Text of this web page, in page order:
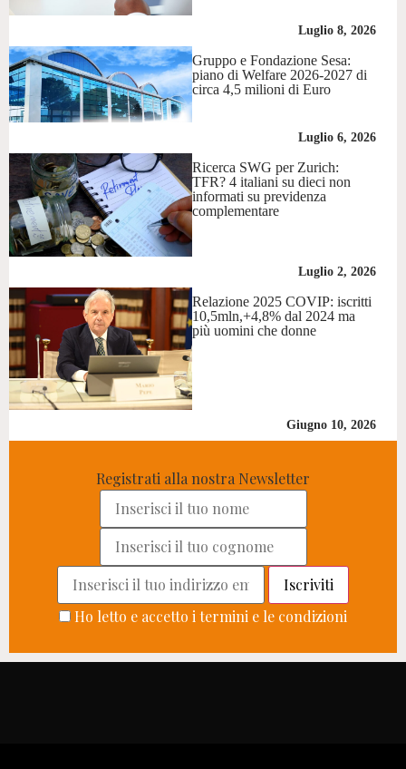
Luglio 8, 2026
Gruppo e Fondazione Sesa:
piano di Welfare 2026-2027 di
circa 4,5 milioni di Euro
Luglio 6, 2026
Ricerca SWG per Zurich:
TFR? 4 italiani su dieci non
informati su previdenza
complementare
Luglio 2, 2026
Relazione 2025 COVIP: iscritti
10,5mln,+4,8% dal 2024 ma
più uomini che donne
Giugno 10, 2026
Registrati alla nostra Newsletter
Ho letto e accetto i termini e le condizioni